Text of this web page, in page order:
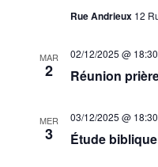
Rue Andrieux 12
MAR
2 Réunion
02/12/2025 @ 18:30
MER
3 Étude
03/12/2025 @ 18:30